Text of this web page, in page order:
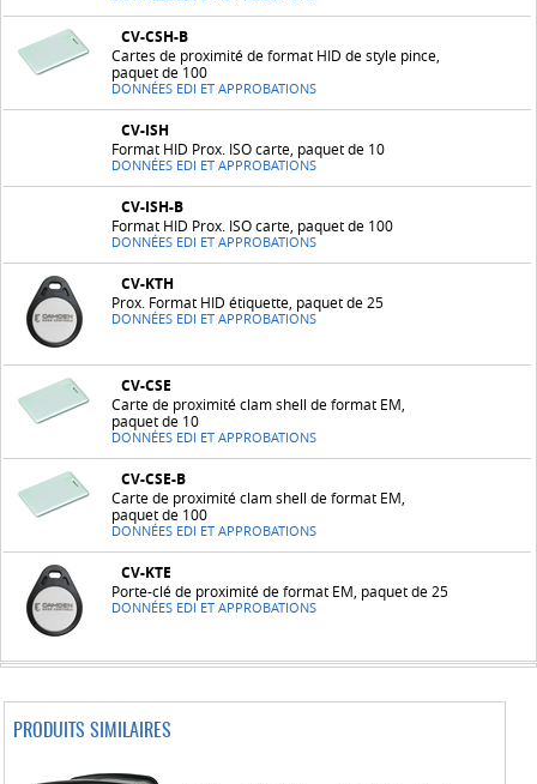
CV-CSH-B
Cartes de proximité de format HID de style pince,
paquet de 100
DONNÉES EDI ET APPROBATIONS
CV-ISH
Format HID Prox. ISO carte, paquet de 10
DONNÉES EDI ET APPROBATIONS
CV-ISH-B
Format HID Prox. ISO carte, paquet de 100
DONNÉES EDI ET APPROBATIONS
CV-KTH
Prox. Format HID étiquette, paquet de 25
DONNÉES EDI ET APPROBATIONS
CV-CSE
Carte de proximité clam shell de format EM,
paquet de 10
DONNÉES EDI ET APPROBATIONS
CV-CSE-B
Carte de proximité clam shell de format EM,
paquet de 100
DONNÉES EDI ET APPROBATIONS
CV-KTE
Porte-clé de proximité de format EM, paquet de 25
DONNÉES EDI ET APPROBATIONS
PRODUITS SIMILAIRES